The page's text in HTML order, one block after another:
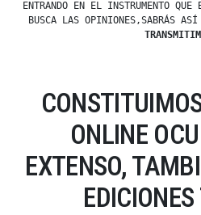
ENTRANDO EN EL INSTRUMENTO
BUSCA LAS OPINIONES,SABRÁS ASÍ
ONLINE
EXTENSO,